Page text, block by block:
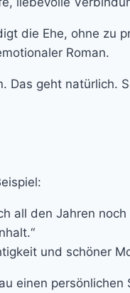
die Ehe, ohne zu
Roman.
geht natürlich.
all den Jahren
und schöner
einen